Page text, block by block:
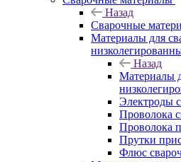
Назад
Сварочные
Материалы для
Назад
Материалы
Электроды
Проволока
Проволока
Прутки
Флюс